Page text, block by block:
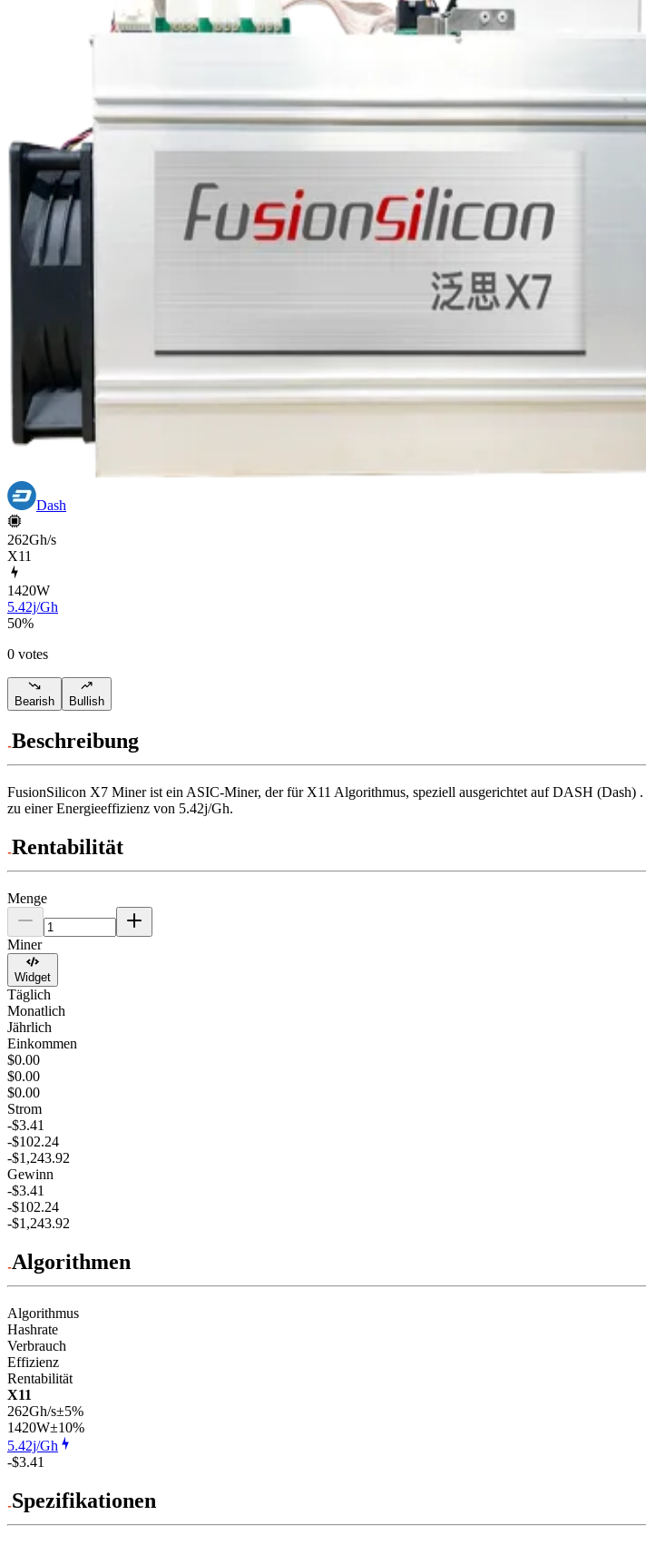
Dash
262Gh/s
X11
1420W
5.42j/Gh
50%
0 votes
Bearish Bullish
Beschreibung
FusionSilicon X7 Miner ist ein ASIC-Miner, der für X11 Algorithmus, speziell ausgerichtet auf DASH (Dash) .
zu einer Energieeffizienz von 5.42j/Gh.
Rentabilität
Menge
Miner
Widget
Täglich
Monatlich
Jährlich
Einkommen
$0.00
$0.00
$0.00
Strom
-$3.41
-$102.24
-$1,243.92
Gewinn
-$3.41
-$102.24
-$1,243.92
Algorithmen
Algorithmus
Hashrate
Verbrauch
Effizienz
Rentabilität
X11
262Gh/s±5%
1420W±10%
5.42j/Gh
-$3.41
Spezifikationen